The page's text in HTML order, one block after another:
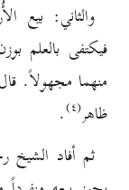
والثاني: بيع
فيكتفی بالعلم
منهما مجهولاً.
ظاهر(٤) .
ثم أفاد الشيخ